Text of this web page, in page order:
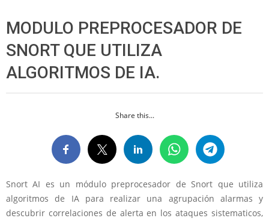
MODULO PREPROCESADOR DE
SNORT QUE UTILIZA
ALGORITMOS DE IA.
Share this...
Snort AI es un módulo preprocesador de Snort que utiliza
algoritmos de IA para realizar una agrupación alarmas y
descubrir correlaciones de alerta en los ataques sistematicos,